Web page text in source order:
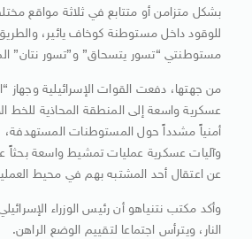
بشكل متزامن أو متتابع في ثلاثة مواقع
للوقود داخل مستوطنة كوخاف يائير،
مستوطنتي “تسور يتسحاق” و”تسور نتان”
من جهتها، دفعت القوات الإسرائيلية وجهاز
عسكرية واسعة إلى المنطقة المحاذية
أمنياً مشدداً حول المستوطنات المستهدفة،
وآليات عسكرية عمليات تمشيط واسعة بحثاً
عن اعتقال أحد المشتبه بهم في محيط
وأكد مكتب نتنياهو أن رئيس الوزراء
النار، ويترأس اجتماعا لتقييم الوضع الراهن.